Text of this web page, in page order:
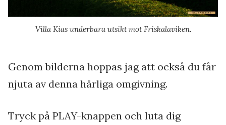
Villa Kias underbara utsikt mot Friskalaviken.
Genom bilderna hoppas jag att också du får
njuta av denna härliga omgivning.
Tryck på PLAY-knappen och luta dig